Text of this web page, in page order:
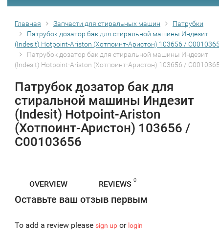
Главная Запчасти для стиральных машин
Патрубки
Патрубок дозатор бак для стиральной машины Индезит
(Indesit) Hotpoint-Ariston (Хотпоинт-Аристон) 103656 /
Патрубок дозатор бак для стиральной машины Индезит
(Indesit) Hotpoint-Ariston (Хотпоинт-Аристон) 103656 /
Патрубок дозатор бак для
стиральной машины Индезит
(Indesit) Hotpoint-Ariston
(Хотпоинт-Аристон) 103656 /
C00103656
OVERVIEW REVIEWS 0
Оставьте ваш отзыв первым
To add a review please sign up or login